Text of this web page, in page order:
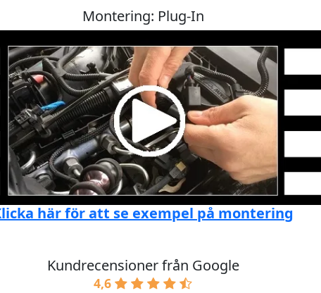
Montering: Plug-In
här för att se exempel på montering
Kundrecensioner från Google
4,6